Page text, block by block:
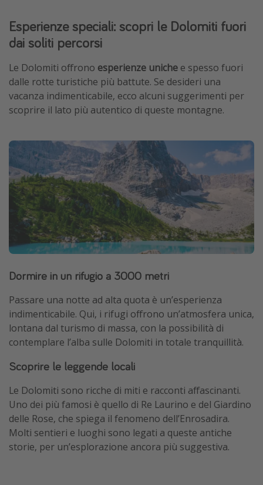
Esperienze speciali: scopri le Dolomiti fuori
dai soliti percorsi
Le Dolomiti offrono esperienze uniche e spesso fuori
dalle rotte turistiche più battute. Se desideri una
vacanza indimenticabile, ecco alcuni suggerimenti per
scoprire il lato più autentico di queste montagne.
Dormire in un rifugio a 3000 metri
Passare una notte ad alta quota è un’esperienza
indimenticabile. Qui, i rifugi offrono un’atmosfera unica,
lontana dal turismo di massa, con la possibilità di
contemplare l’alba sulle Dolomiti in totale tranquillità.
Scoprire le leggende locali
Le Dolomiti sono ricche di miti e racconti affascinanti.
Uno dei più famosi è quello di Re Laurino e del Giardino
delle Rose, che spiega il fenomeno dell’Enrosadira.
Molti sentieri e luoghi sono legati a queste antiche
storie, per un’esplorazione ancora più suggestiva.